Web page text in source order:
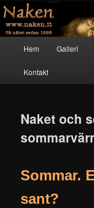
Hoppa
till
primärt
innehållNaken
Hem Galleri
Kontakt
Naket och
Sommar.
sant?